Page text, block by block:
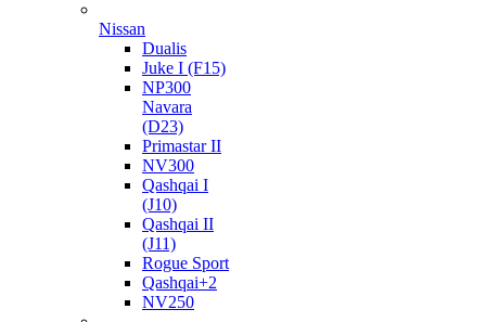
Nissan
Dualis
Juke I (F15)
NP300
Navara
(D23)
Primastar II
NV300
Qashqai I
(J10)
Qashqai II
(J11)
Rogue Sport
Qashqai+2
NV250